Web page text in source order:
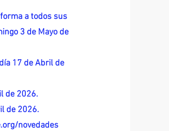
a todos sus
3 de Mayo de
17 de Abril de
de 2026.
de 2026.
novedades